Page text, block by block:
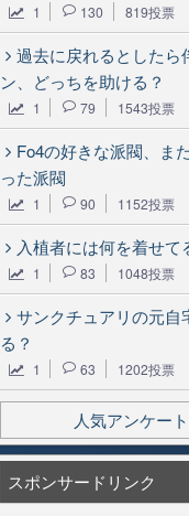
1 130 819投票
過去に戻れるとしたら
ン、どっちを助ける？
1 79 1543投票
Fo4の好きな派閥、ま
った派閥
1 90 1152投票
入植者には何を着せて
1 83 1048投票
サンクチュアリの元自
る？
1 63 1202投票
人気アンケー
スポンサードリンク